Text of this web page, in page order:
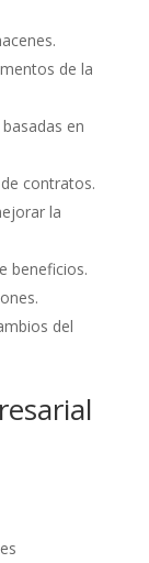
de la
en
contratos.
la
beneficios.
del